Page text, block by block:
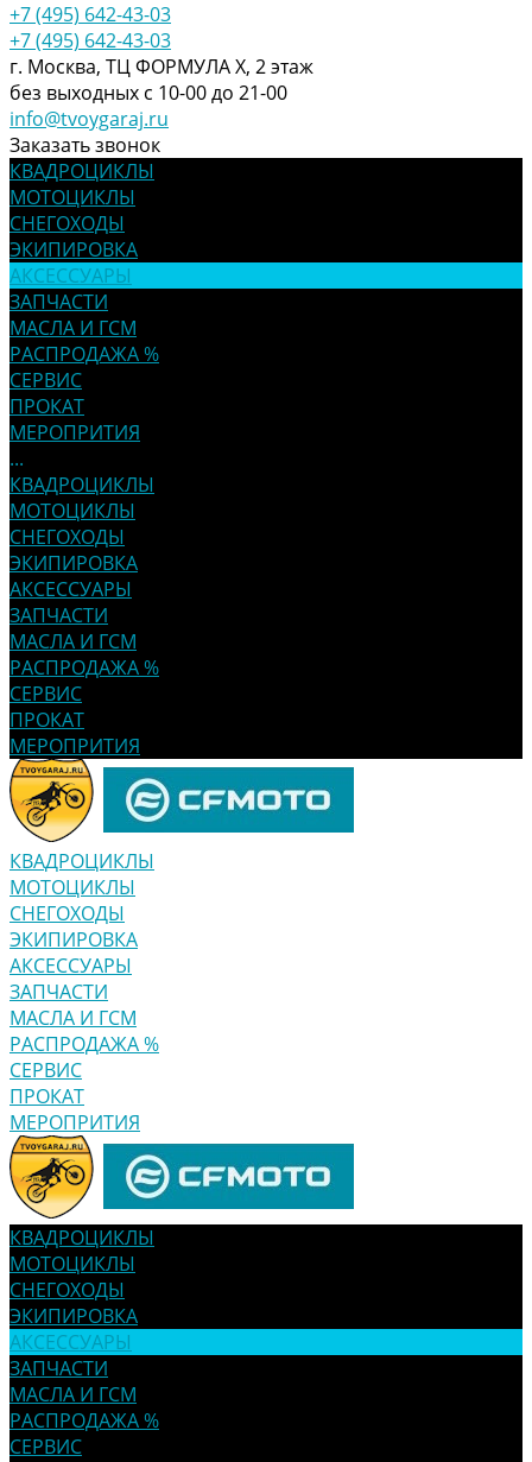
+7 (495) 642-43-03
+7 (495) 642-43-03
г. Москва, ТЦ ФОРМУЛА Х, 2 этаж
без выходных с 10-00 до 21-00
info@tvoygaraj.ru
Заказать звонок
КВАДРОЦИКЛЫ
МОТОЦИКЛЫ
СНЕГОХОДЫ
ЭКИПИРОВКА
АКСЕССУАРЫ
ЗАПЧАСТИ
МАСЛА И ГСМ
РАСПРОДАЖА %
СЕРВИС
ПРОКАТ
МЕРОПРИТИЯ
...
КВАДРОЦИКЛЫ
МОТОЦИКЛЫ
СНЕГОХОДЫ
ЭКИПИРОВКА
АКСЕССУАРЫ
ЗАПЧАСТИ
МАСЛА И ГСМ
РАСПРОДАЖА %
СЕРВИС
ПРОКАТ
МЕРОПРИТИЯ
КВАДРОЦИКЛЫ
МОТОЦИКЛЫ
СНЕГОХОДЫ
ЭКИПИРОВКА
АКСЕССУАРЫ
ЗАПЧАСТИ
МАСЛА И ГСМ
РАСПРОДАЖА %
СЕРВИС
ПРОКАТ
МЕРОПРИТИЯ
КВАДРОЦИКЛЫ
МОТОЦИКЛЫ
СНЕГОХОДЫ
ЭКИПИРОВКА
АКСЕССУАРЫ
ЗАПЧАСТИ
МАСЛА И ГСМ
РАСПРОДАЖА %
СЕРВИС